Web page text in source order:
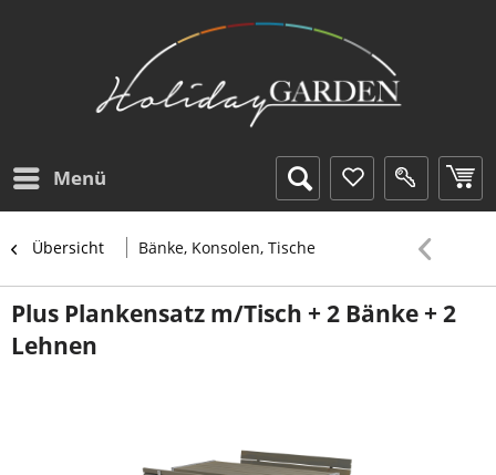
Menü
Übersicht Bänke, Konsolen, Tische
Plus Plankensatz m/Tisch + 2 Bänke + 2
Lehnen